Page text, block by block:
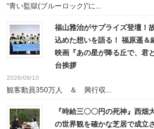
“青い監獄(ブルーロック)”に...
福山雅治がサプライズ登壇！
込めた想いを語る！ 福原遥＆
映画『あの星が降る丘で、君
台挨拶
2026/08/10
観客動員350万人 ＆ 興行収...
『時給三〇〇円の死神』西
の世界観を確かな芝居で成立